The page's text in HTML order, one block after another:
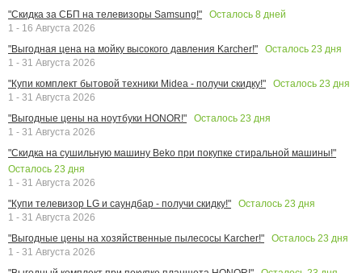
"Скидка за СБП на телевизоры Samsung!"
Осталось 8 дней
1 - 16 Августа 2026
"Выгодная цена на мойку высокого давления Karcher!"
Осталось 23 дня
1 - 31 Августа 2026
"Купи комплект бытовой техники Midea - получи скидку!"
Осталось 23 дня
1 - 31 Августа 2026
"Выгодные цены на ноутбуки HONOR!"
Осталось 23 дня
1 - 31 Августа 2026
"Скидка на сушильную машину Beko при покупке стиральной машины!"
Осталось 23 дня
1 - 31 Августа 2026
"Купи телевизор LG и саундбар - получи скидку!"
Осталось 23 дня
1 - 31 Августа 2026
"Выгодные цены на хозяйственные пылесосы Karcher!"
Осталось 23 дня
1 - 31 Августа 2026